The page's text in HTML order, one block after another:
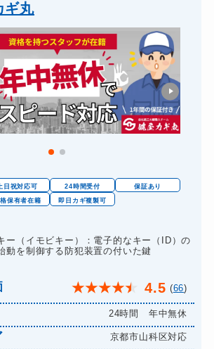
ギ丸
日祝対応可 24時間受付
保証あり
保有者在籍 即日カギ複製可
ー（イモビキー）：電子的なキー（ID）の
動を制御する防犯装置の付いた鍵
★★★★★ 4.5 (66)
24時間 年中無休
京都市山科区対応